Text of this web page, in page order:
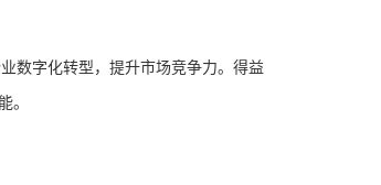
数字化转型，提升市场竞争力。得益